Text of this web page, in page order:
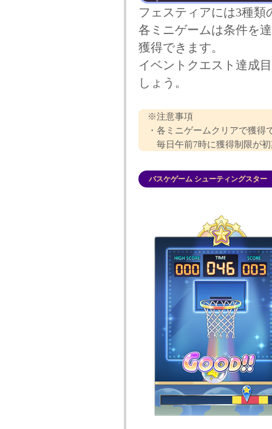
フェスティアには3種
各ミニゲームは条件を
獲得できます。
イベントクエスト達成
しょう。
※注意事項
・各ミニゲームクリアで獲得
毎日午前7時に獲得制限が初
バスケゲーム シューティングスター